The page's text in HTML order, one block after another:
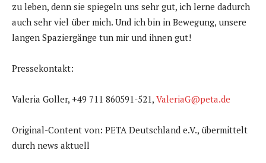
zu leben, denn sie spiegeln uns sehr gut, ich lerne dadurch
auch sehr viel über mich. Und ich bin in Bewegung, unsere
langen Spaziergänge tun mir und ihnen gut!
Pressekontakt:
Valeria Goller, +49 711 860591-521, ValeriaG@peta.de
Original-Content von: PETA Deutschland e.V., übermittelt
durch news aktuell